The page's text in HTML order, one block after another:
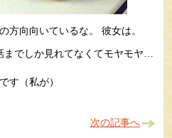
方向向いているな。 彼女は。
までしか見れてなくてモヤモヤ…
す（私が）
次の記事へ